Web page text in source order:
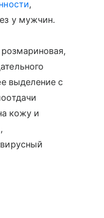
,
у мужчин.
выделение с
кожу и